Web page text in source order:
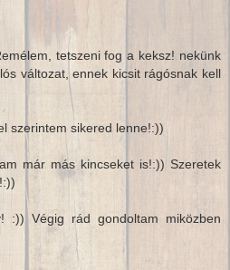
tetszeni fog a keksz! nekünk
változat, ennek kicsit rágósnak kell
szerintem sikered lenne!:))
már más kincseket is!:)) Szeretek
:)) Végig rád gondoltam miközben